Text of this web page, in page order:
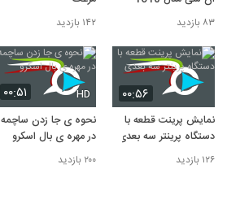
۸۳ بازدید ۱۴۲ بازدید
۰۰:۵۶
نمایش پرینت قطعه با
دستگاه پرینتر سه بعدی
۱۲۶ بازدید
۰۰:۵۱ HD
نحوه ی جا زدن ساچمه
در مهره ی بال اسکرو
۲۰۰ بازدید